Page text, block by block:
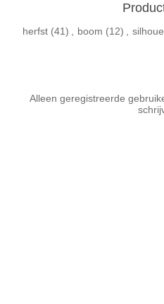
herfst (41) , boom (12) ,
Alleen geregistreerde